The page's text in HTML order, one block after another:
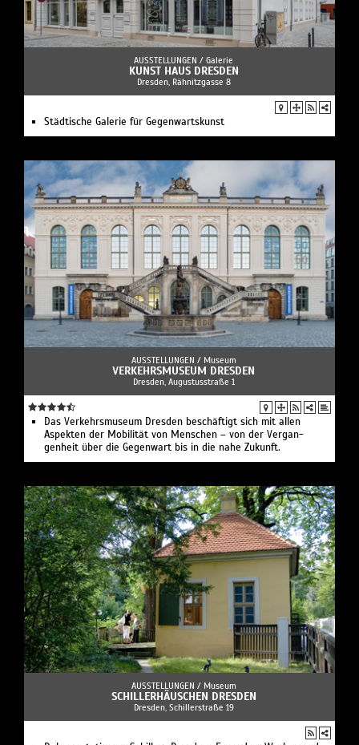
AUSSTELLUNGEN / Galerie
KUNST HAUS DRESDEN
Dresden, Rähnitzgasse 8
Städtische Galerie für Gegenwartskunst
AUSSTELLUNGEN / Museum
VERKEHRSMUSEUM DRESDEN
Dresden, Augustusstraße 1
Das Verkehrs­museum Dresden beschäftigt sich mit allen
Aspekten der Mobilität von Menschen – von der Vergan­
genheit über die Gegenwart bis in die nahe Zukunft.
AUSSTELLUNGEN / Museum
SCHILLERHÄUSCHEN DRESDEN
Dresden, Schillerstraße 19